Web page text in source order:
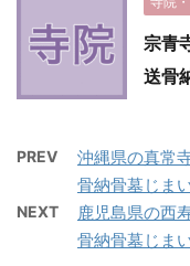
宗青
送骨
PREV
沖縄県の真常
骨納骨墓じま
NEXT
鹿児島県の西
骨納骨墓じま